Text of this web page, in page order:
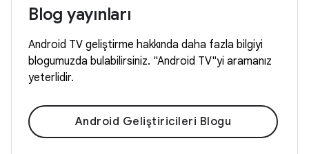
Blog yayınları
Android TV geliştirme hakkında daha fazla bilgiyi
blogumuzda bulabilirsiniz. "Android TV"yi aramanız
yeterlidir.
Android Geliştiricileri Blogu